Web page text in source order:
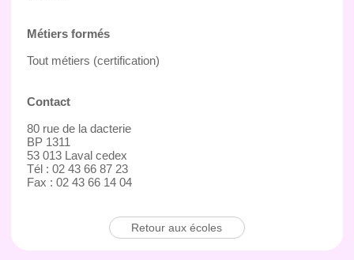
Métiers formés
Tout métiers (certification)
Contact
80 rue de la dacterie
BP 1311
53 013 Laval cedex
Tél : 02 43 66 87 23
Fax : 02 43 66 14 04
Retour aux écoles